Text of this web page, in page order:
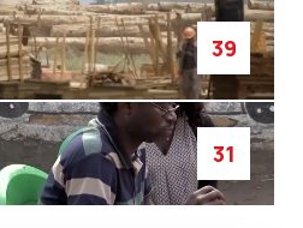
39
31